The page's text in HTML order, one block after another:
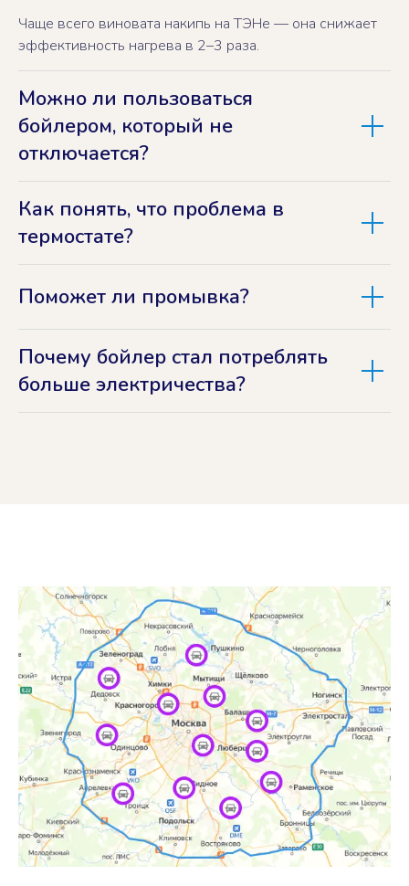
Чаще всего виновата накипь на ТЭНе — она снижает
эффективность нагрева в 2–3 раза.
Можно ли пользоваться
бойлером, который не
отключается?
Как понять, что проблема в
термостате?
Поможет ли промывка?
Почему бойлер стал потреблять
больше электричества?